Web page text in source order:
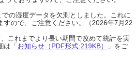
の湿度データを欠測としました。これに
ので、ご注意ください。（2026年7月22
これまでより長い期間で改めて統計を実
は「お知らせ（PDF形式:219KB）
」をご